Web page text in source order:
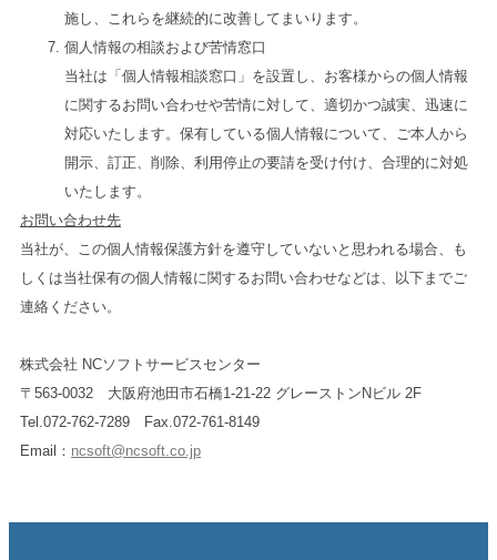
施し、これらを継続的に改善してまいります。
個人情報の相談および苦情窓口
当社は「個人情報相談窓口」を設置し、お客様からの個人情報
に関するお問い合わせや苦情に対して、適切かつ誠実、迅速に
対応いたします。保有している個人情報について、ご本人から
開示、訂正、削除、利用停止の要請を受け付け、合理的に対処
いたします。
お問い合わせ先
当社が、この個人情報保護方針を遵守していないと思われる場合、も
しくは当社保有の個人情報に関するお問い合わせなどは、以下までご
連絡ください。
株式会社 NCソフトサービスセンター
〒563-0032 大阪府池田市石橋1-21-22 グレーストンNビル 2F
Tel.072-762-7289 Fax.072-761-8149
Email： ncsoft@ncsoft.co.jp